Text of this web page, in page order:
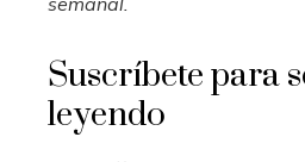
Suscríbete para
leyendo